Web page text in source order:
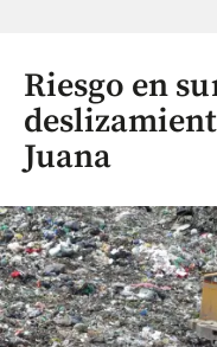
Riesgo en
Juana